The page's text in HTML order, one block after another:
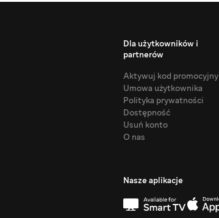
Dla użytkowników i
partnerów
Aktywuj kod promocyjny
Umowa użytkownika
Polityka prywatności
Dostępność
Usuń konto
O nas
Nasze aplikacje